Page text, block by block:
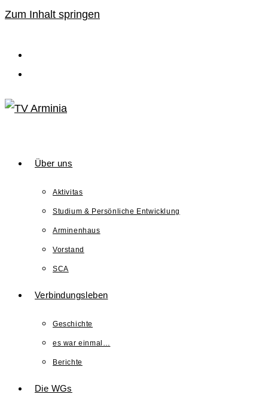
Zum Inhalt springen
Über uns
Aktivitas
Studium & Persönliche Entwicklung
Arminenhaus
Vorstand
SCA
Verbindungsleben
Geschichte
es war einmal…
Berichte
Die WGs